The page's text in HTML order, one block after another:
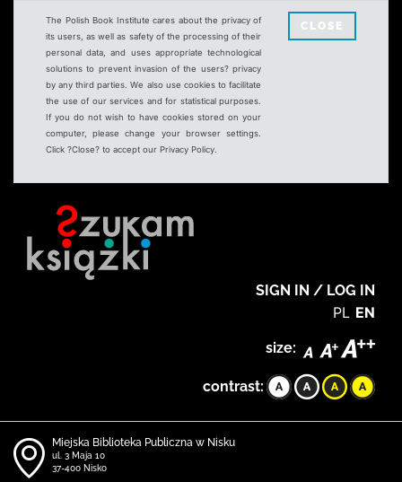
The Polish Book Institute cares about the privacy of
its users, as well as safety of the processing of their
personal data, and uses appropriate technological
solutions to prevent invasion of the users? privacy
by any third parties. We also use cookies to facilitate
the use of our services and for statistical purposes.
If you do not wish to have cookies stored on your
computer, please change your browser settings.
Click ?Close? to accept our Privacy Policy.
CLOSE
SIGN IN / LOG IN
PL EN
size:
contrast:
Miejska Biblioteka Publiczna w Nisku
ul. 3 Maja 10
37-400 Nisko